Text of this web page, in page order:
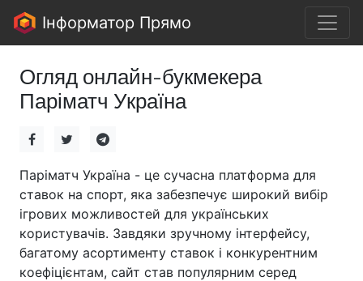
Інформатор Прямо
Огляд онлайн-букмекера
Паріматч Україна
Паріматч Україна - це сучасна платформа для
ставок на спорт, яка забезпечує широкий вибір
ігрових можливостей для українських
користувачів. Завдяки зручному інтерфейсу,
багатому асортименту ставок і конкурентним
коефіцієнтам, сайт став популярним серед